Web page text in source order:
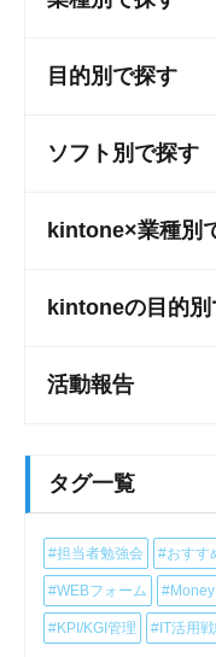
目的別で探す
ソフト別で探す
kintone×業種別
kintoneの目的別
活動報告
タグ一覧
#担当者勉強会 #おすす
#WEBフォーム
#KPI/KGI管理 #IT活用